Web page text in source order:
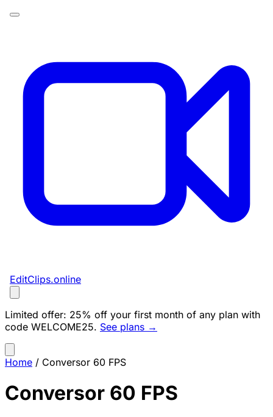
EditClips.online
Limited offer: 25% off your first month of any plan with
code WELCOME25. See plans →
Home / Conversor 60 FPS
Conversor 60 FPS